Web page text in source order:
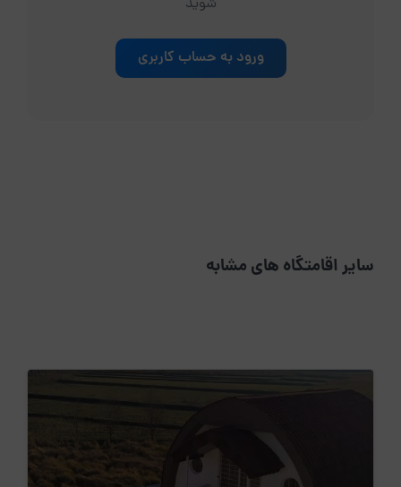
ورود به حساب کاربری
سایر اقامتگاه های مشابه